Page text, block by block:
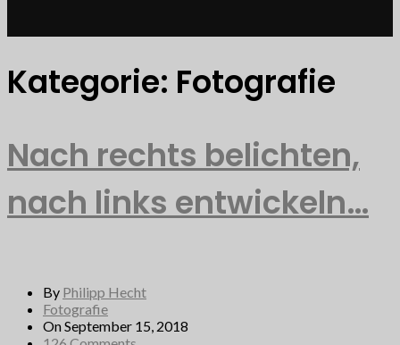
Kategorie: Fotografie
Nach rechts belichten,
nach links entwickeln…
By Philipp Hecht
Fotografie
On September 15, 2018